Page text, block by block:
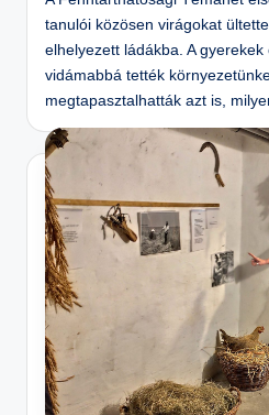
tanulói közösen virágokat
elhelyezett ládákba. A
vidámabbá tették
megtapasztalhatták azt is,